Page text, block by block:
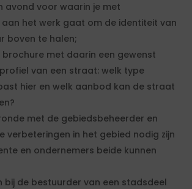
avond voor waarin je met
het werk gaat om de identiteit van
boven te halen;
brochure met daarin een gewenst
van een straat: welk type
hier en welk aanbod kan de straat
met de gebiedsbeheerder en
verbeteringen in het gebied nodig zijn
en ondernemers beide kunnen
bij de bestuurder van een stadsdeel